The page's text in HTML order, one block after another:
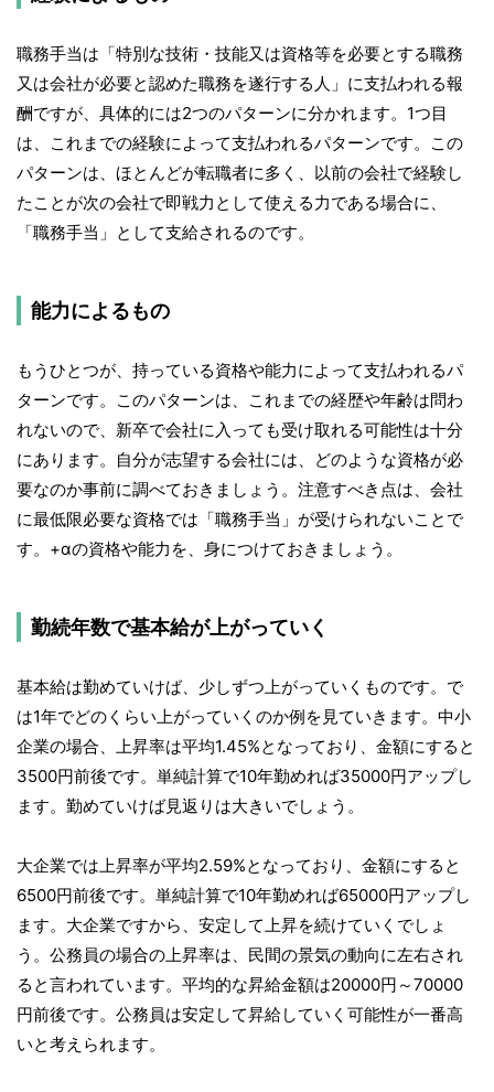
職務手当は「特別な技術・技能又は資格等を必要とする職務
又は会社が必要と認めた職務を遂行する人」に支払われる報
酬ですが、具体的には2つのパターンに分かれます。1つ目
は、これまでの経験によって支払われるパターンです。この
パターンは、ほとんどが転職者に多く、以前の会社で経験し
たことが次の会社で即戦力として使える力である場合に、
「職務手当」として支給されるのです。
能力によるもの
もうひとつが、持っている資格や能力によって支払われるパ
ターンです。このパターンは、これまでの経歴や年齢は問わ
れないので、新卒で会社に入っても受け取れる可能性は十分
にあります。自分が志望する会社には、どのような資格が必
要なのか事前に調べておきましょう。注意すべき点は、会社
に最低限必要な資格では「職務手当」が受けられないことで
す。+αの資格や能力を、身につけておきましょう。
勤続年数で基本給が上がっていく
基本給は勤めていけば、少しずつ上がっていくものです。で
は1年でどのくらい上がっていくのか例を見ていきます。中小
企業の場合、上昇率は平均1.45%となっており、金額にすると
3500円前後です。単純計算で10年勤めれば35000円アップし
ます。勤めていけば見返りは大きいでしょう。
大企業では上昇率が平均2.59%となっており、金額にすると
6500円前後です。単純計算で10年勤めれば65000円アップし
ます。大企業ですから、安定して上昇を続けていくでしょ
う。公務員の場合の上昇率は、民間の景気の動向に左右され
ると言われています。平均的な昇給金額は20000円～70000
円前後です。公務員は安定して昇給していく可能性が一番高
いと考えられます。